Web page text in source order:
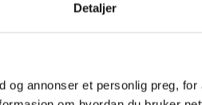
Detaljer
og annonser et personlig preg,